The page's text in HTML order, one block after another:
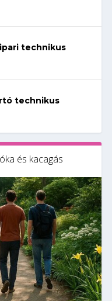
technikus
technikus
és kacagás